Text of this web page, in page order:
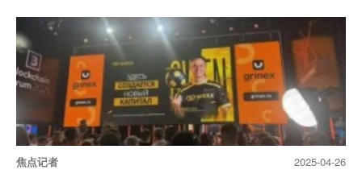
焦点记者 2025-04-26